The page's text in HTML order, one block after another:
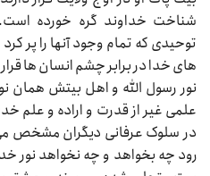
شناخت خداوند گره خورده
توحیدی که تمام وجود آنها را پر کرد
های خدا در برابر چشم انسان ها
نور رسول الله و اهل بیتش همان
علمی غیر از قدرت و اراده و علم
در سلوک عرفانی دیگران مشخص
رود چه بخواهد و چه نخواهد نور